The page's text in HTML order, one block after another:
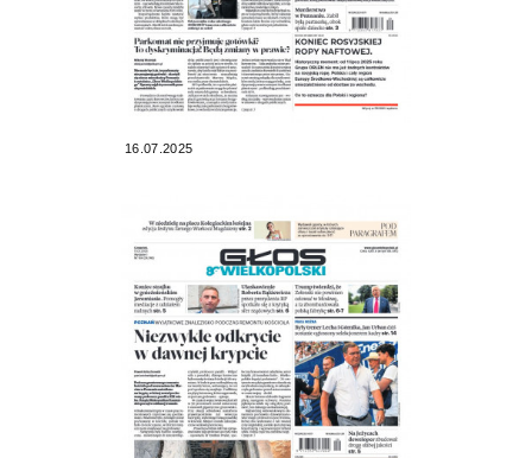
16.07.2025